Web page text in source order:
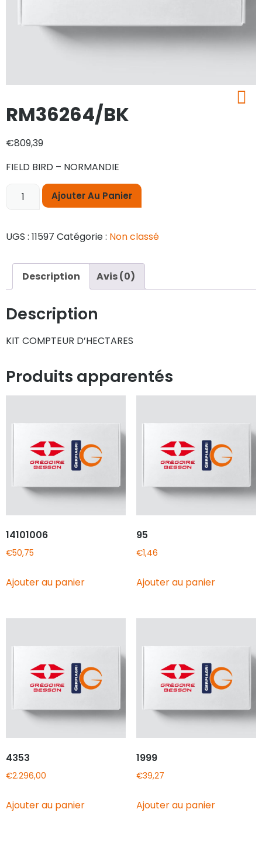
RM36264/BK
€809,39
FIELD BIRD – NORMANDIE
Ajouter Au Panier
UGS : 11597 Catégorie : Non classé
Description Avis (0)
Description
KIT COMPTEUR D’HECTARES
Produits apparentés
14101006
€50,75
Ajouter au panier
95
€1,46
Ajouter au panier
4353
€2.296,00
Ajouter au panier
1999
€39,27
Ajouter au panier